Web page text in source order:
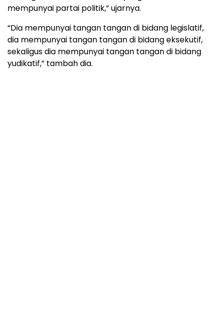
mempunyai partai politik,” ujarnya.
“Dia mempunyai tangan tangan di bidang legislatif,
dia mempunyai tangan tangan di bidang eksekutif,
sekaligus dia mempunyai tangan tangan di bidang
yudikatif,” tambah dia.